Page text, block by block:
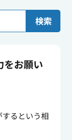
検索
をお願い
るという相